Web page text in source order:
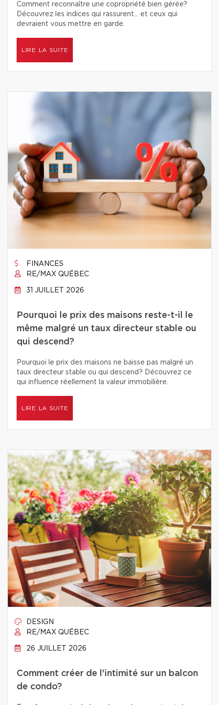
Comment reconnaître une copropriété bien gérée?
Découvrez les indices qui rassurent… et ceux qui
devraient vous mettre en garde.
LIRE LA SUITE
FINANCES
RE/MAX QUÉBEC
31 JUILLET 2026
Pourquoi le prix des maisons reste-t-il le
même malgré un taux directeur stable ou
qui descend?
Pourquoi le prix des maisons ne baisse pas malgré un
taux directeur stable ou qui descend? Découvrez ce
qui influence réellement la valeur immobilière.
LIRE LA SUITE
DESIGN
RE/MAX QUÉBEC
26 JUILLET 2026
Comment créer de l'intimité sur un balcon
de condo?